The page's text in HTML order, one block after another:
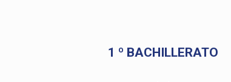
1 º BACHILLERATO